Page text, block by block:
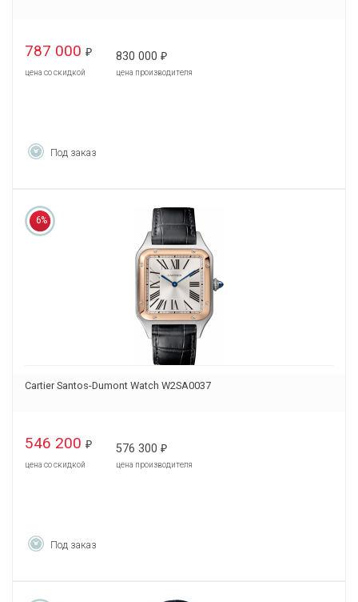
787 000 ₽
цена со скидкой
830 000 ₽
цена производителя
Под заказ
6%
Cartier Santos-Dumont Watch W2SA0037
546 200 ₽
цена со скидкой
576 300 ₽
цена производителя
Под заказ